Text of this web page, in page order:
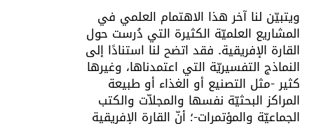
ويتبيّن لنا آخر هذا الاهتمام العلمي في
المشاريع العلميّة الكثيرة التي دُرست حول
القارة الإفريقية. فقد اتضح لنا استنادًا إلى
النماذج التفسيريّة التي اعتمدناها، وغيرها
كثير -مثل التصنيع أو الغذاء أو طبيعة
المراكز البحثيّة نفسها والمجلاّت والكتب
الجماعيّة والمؤتمرات-؛ أنّ القارة الإفريقية